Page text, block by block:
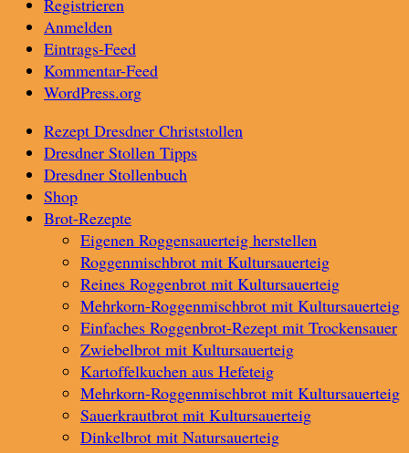
Anmelden
Eintrags-Feed
Kommentar-Feed
WordPress.org
Rezept Dresdner Christstollen
Dresdner Stollen Tipps
Dresdner Stollenbuch
Shop
Brot-Rezepte
Eigenen Roggensauerteig herstellen
Roggenmischbrot mit Kultursauerteig
Reines Roggenbrot mit Kultursauerteig
Mehrkorn-Roggenmischbrot mit Kultursauerteig
Einfaches Roggenbrot-Rezept mit Trockensauer
Zwiebelbrot mit Kultursauerteig
Kartoffelkuchen aus Hefeteig
Mehrkorn-Roggenmischbrot mit Kultursauerteig
Sauerkrautbrot mit Kultursauerteig
Dinkelbrot mit Natursauerteig